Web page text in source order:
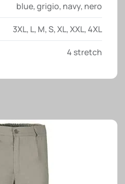
blue,grigio, navy, nero
3XL, L, M,S,XL,XXL,4XL
4 stretch